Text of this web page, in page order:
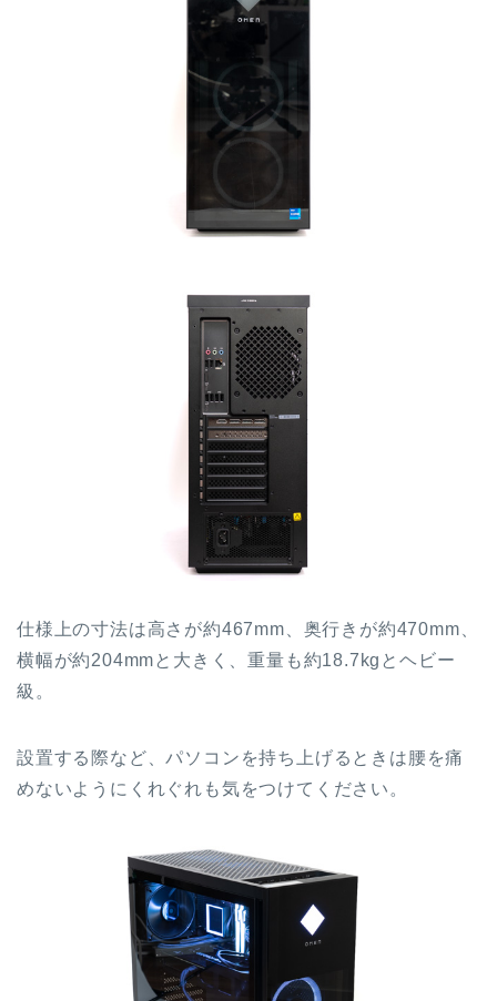
仕様上の寸法は高さが約467mm、奥行きが約470mm、
横幅が約204mmと大きく、重量も約18.7kgとヘビー
級。
設置する際など、パソコンを持ち上げるときは腰を痛
めないようにくれぐれも気をつけてください。